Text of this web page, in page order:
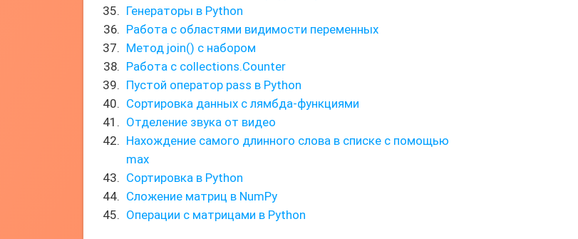
Генераторы в Python
Работа с областями видимости переменных
Метод join() с набором
Работа с collections.Counter
Пустой оператор pass в Python
Сортировка данных с лямбда-функциями
Отделение звука от видео
Нахождение самого длинного слова в списке с помощью
max
Сортировка в Python
Сложение матриц в NumPy
Операции с матрицами в Python